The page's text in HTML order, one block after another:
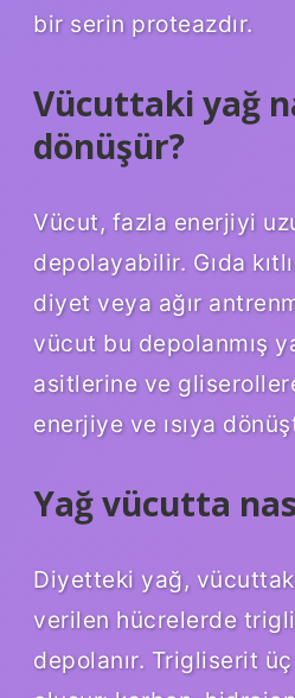
bir serin proteazdır.
Vücuttaki yağ
dönüşür?
Vücut, fazla enerjiyi
depolayabilir. Gıda
diyet veya ağır
vücut bu depolanmış
asitlerine ve
enerjiye ve ısıya
Yağ vücutta
Diyetteki yağ,
verilen hücrelerde
depolanır. Trigliserit